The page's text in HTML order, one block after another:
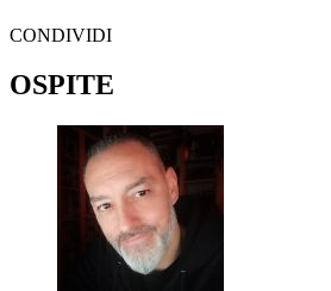
CONDIVIDI
OSPITE